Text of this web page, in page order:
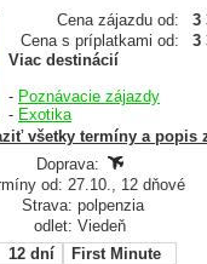
Cena zájazdu od:
3
Cena s príplatkami od:
3
Viac destinácií
- Poznávacie zájazdy
- Exotika
všetky termíny a popis
Doprava:
od: 27.10., 12 dňové
Strava: polpenzia
odlet: Viedeň
12 dní
First Minute